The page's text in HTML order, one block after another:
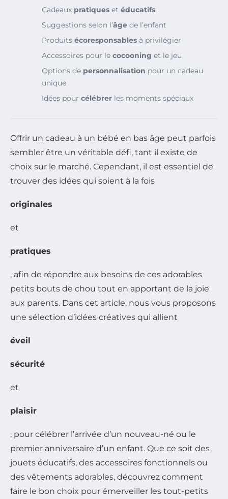
Cadeaux pratiques et éducatifs
Suggestions selon l’âge de l’enfant
Produits écoresponsables à privilégier
Accessoires pour le cocooning et le jeu
Options de personnalisation pour un cadeau
unique
Idées pour célébrer les moments spéciaux
Offrir un cadeau à un bébé en bas âge peut parfois
sembler être un véritable défi, tant il existe de
choix sur le marché. Cependant, il est essentiel de
trouver des idées qui soient à la fois
originales
et
pratiques
, afin de répondre aux besoins de ces adorables
petits bouts de chou tout en apportant de la joie
aux parents. Dans cet article, nous vous proposons
une sélection d’idées créatives qui allient
éveil
sécurité
et
plaisir
, pour célébrer l’arrivée d’un nouveau-né ou le
premier anniversaire d’un enfant. Que ce soit des
jouets éducatifs, des accessoires fonctionnels ou
des vêtements adorables, découvrez comment
faire le bon choix pour émerveiller les tout-petits